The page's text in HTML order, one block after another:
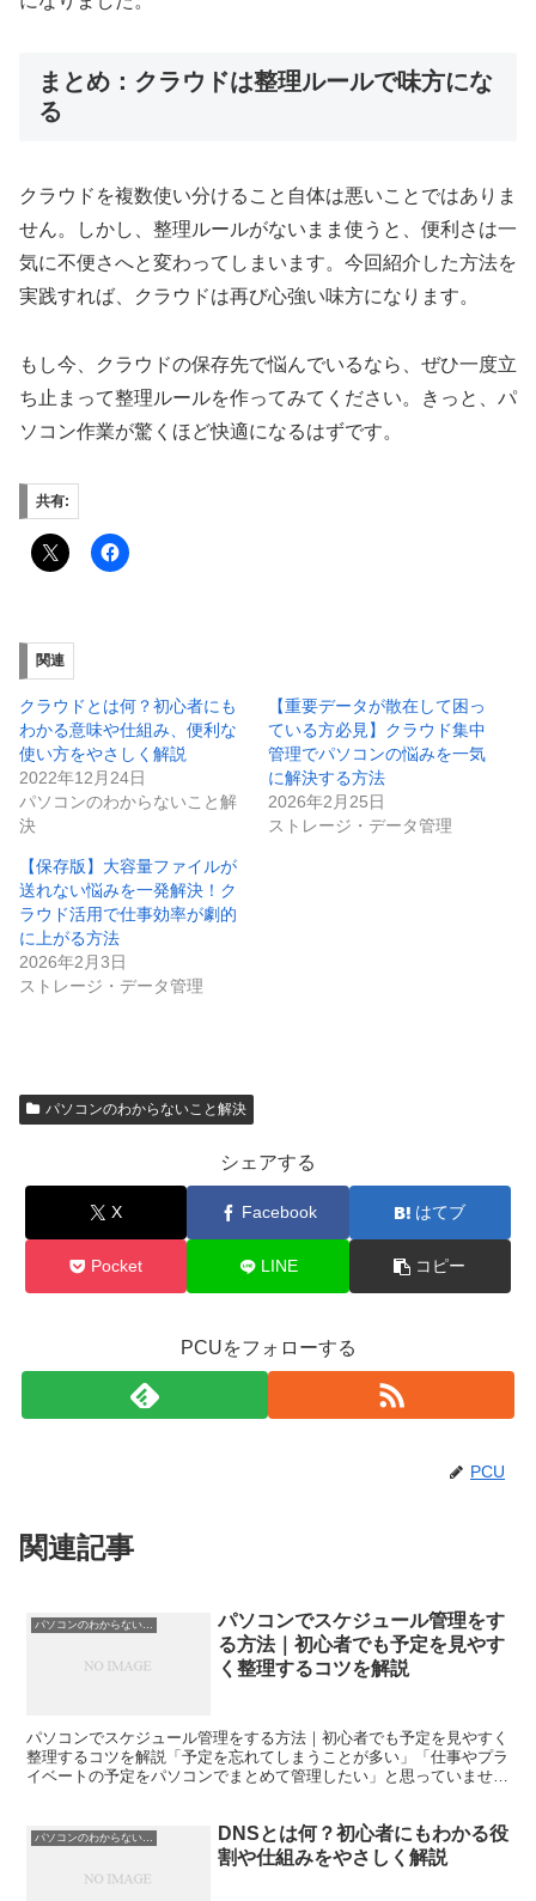
まとめ：クラウドは整理ルールで味方にな
る
クラウドを複数使い分けること自体は悪いことではありま
せん。しかし、整理ルールがないまま使うと、便利さは一
気に不便さへと変わってしまいます。今回紹介した方法を
実践すれば、クラウドは再び心強い味方になります。
もし今、クラウドの保存先で悩んでいるなら、ぜひ一度立
ち止まって整理ルールを作ってみてください。きっと、パ
ソコン作業が驚くほど快適になるはずです。
共有:
関連
クラウドとは何？初心者にも
わかる意味や仕組み、便利な
使い方をやさしく解説
2022年12月24日
パソコンのわからないこと解
決
【重要データが散在して困っ
ている方必見】クラウド集中
管理でパソコンの悩みを一気
に解決する方法
2026年2月25日
ストレージ・データ管理
【保存版】大容量ファイルが
送れない悩みを一発解決！ク
ラウド活用で仕事効率が劇的
に上がる方法
2026年2月3日
ストレージ・データ管理
パソコンのわからないこと解決
シェアする
X Facebook はてブ
Pocket LINE コピー
PCUをフォローする
PCU
関連記事
パソコンのわからないこと解決
パソコンでスケジュール管理をす
る方法｜初心者でも予定を見やす
く整理するコツを解説
パソコンでスケジュール管理をする方法｜初心者でも予定を見やすく
整理するコツを解説「予定を忘れてしまうことが多い」「仕事やプラ
イベートの予定をパソコンでまとめて管理したい」と思っていません
パソコンのわからないこと解決
DNSとは何？初心者にもわかる役
割や仕組みをやさしく解説